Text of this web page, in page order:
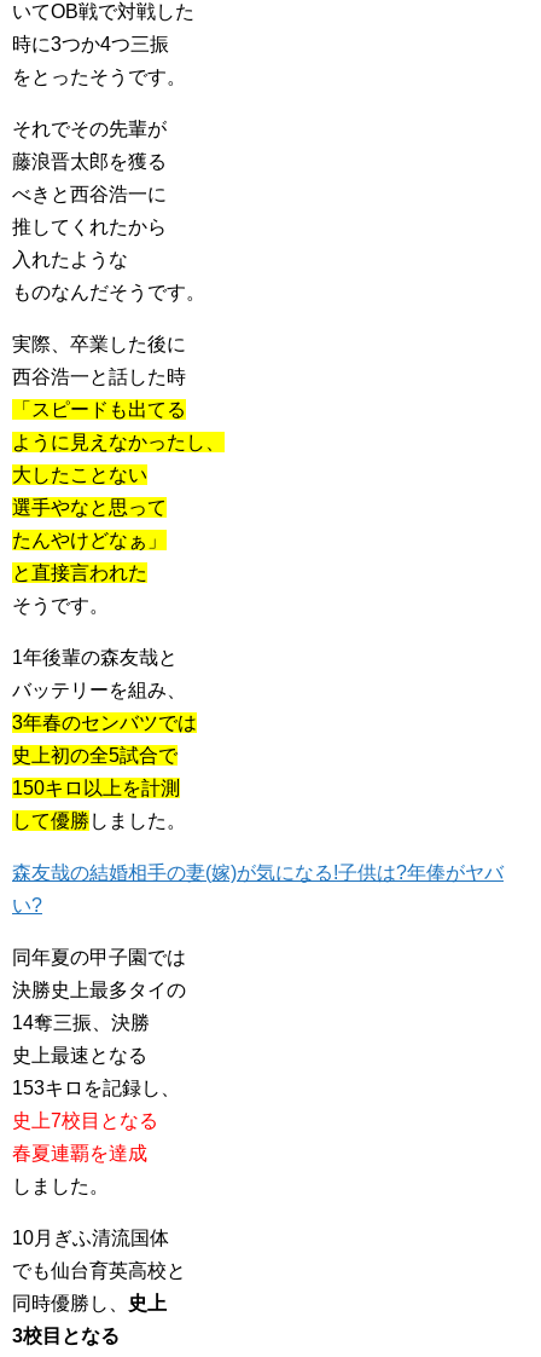
いてOB戦で対戦した
時に3つか4つ三振
をとったそうです。
それでその先輩が
藤浪晋太郎を獲る
べきと西谷浩一に
推してくれたから
入れたような
ものなんだそうです。
実際、卒業した後に
西谷浩一と話した時
「スピードも出てる
ように見えなかったし、
大したことない
選手やなと思って
たんやけどなぁ」
と直接言われた
そうです。
1年後輩の森友哉と
バッテリーを組み、
3年春のセンバツでは
史上初の全5試合で
150キロ以上を計測
して優勝 しました。
森友哉の結婚相手の妻(嫁)が気になる!子供は?年俸がヤバ
い?
同年夏の甲子園では
決勝史上最多タイの
14奪三振、決勝
史上最速となる
153キロを記録し、
史上7校目となる
春夏連覇を達成
しました。
10月ぎふ清流国体
でも仙台育英高校と
同時優勝し、
史上
3校目となる